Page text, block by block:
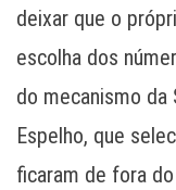
deixar que o
escolha dos
do mecanismo da
Espelho, que
ficaram de fora